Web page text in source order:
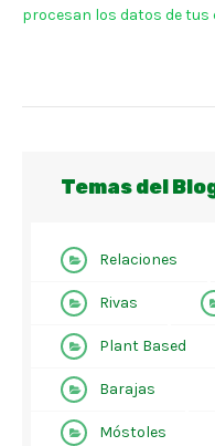
procesan los datos de tus
Temas del
Relaciones
Rivas
Plant Based
Barajas
Móstoles